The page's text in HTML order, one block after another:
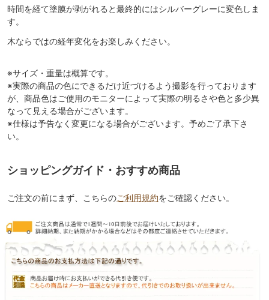
時間を経て塗膜が剥がれると最終的にはシルバーグレーに変色しま
す。
木ならではの経年変化をお楽しみください。
※サイズ・重量は概算です。
※実際の商品の色にできるだけ近づけるよう撮影を行っております
が、商品色はご使用のモニターによって実際の明るさや色と多少異
なって見える場合がございます。
※仕様は予告なく変更になる場合がございます。予めご了承下さ
い。
ショッピングガイド・おすすめ商品
ご注文の前にまず、こちらのご利用規約をご確認ください。